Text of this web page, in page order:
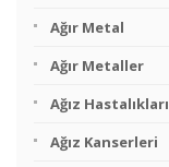
Ağır Metal
Ağır Metaller
Ağız Hastalıkları
Ağız Kanserleri